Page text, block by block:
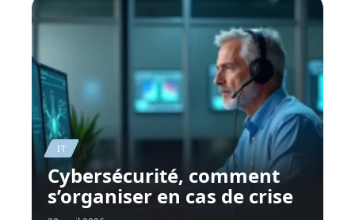
IT
Cybersécurité, comment
s’organiser en cas de crise